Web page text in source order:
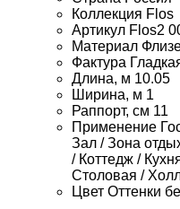
Коллекция Flos
Артикул Flos2
Материал
Фактура
Длина, м 10.05
Ширина, м 1
Раппорт, см 11
Применение
Зал / Зона
/ Коттедж /
Столовая /
Цвет Оттенки